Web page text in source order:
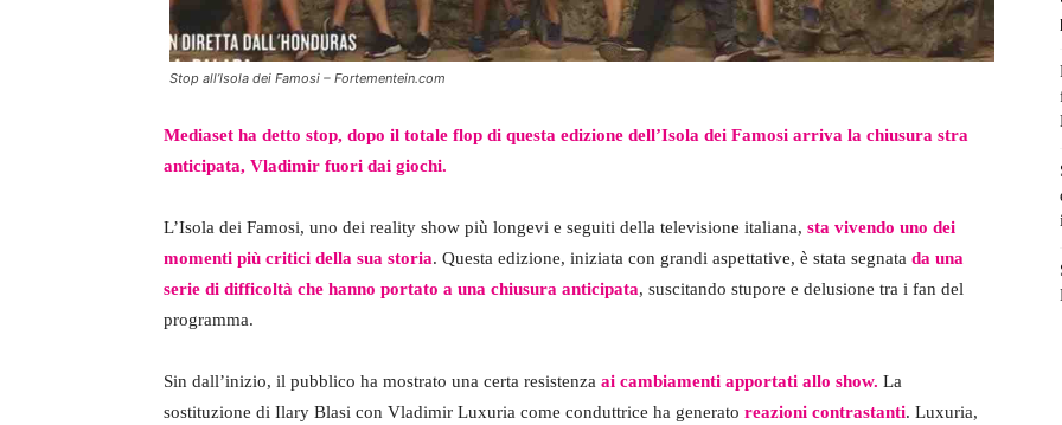
Stop all’Isola dei Famosi – Fortementein.com
Mediaset ha detto stop, dopo il totale flop di questa edizione dell’Isola dei Famosi arriva la chiusura stra
anticipata, Vladimir fuori dai giochi.
L’Isola dei Famosi, uno dei reality show più longevi e seguiti della televisione italiana, sta vivendo uno dei
momenti più critici della sua storia. Questa edizione, iniziata con grandi aspettative, è stata segnata da una
serie di difficoltà che hanno portato a una chiusura anticipata, suscitando stupore e delusione tra i fan del
programma.
Sin dall’inizio, il pubblico ha mostrato una certa resistenza ai cambiamenti apportati allo show. La
sostituzione di Ilary Blasi con Vladimir Luxuria come conduttrice ha generato reazioni contrastanti. Luxuria,